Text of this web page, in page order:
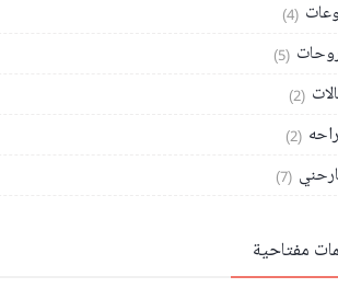
(4)
(5)
(2)
(2)
(7)
مفتاحية